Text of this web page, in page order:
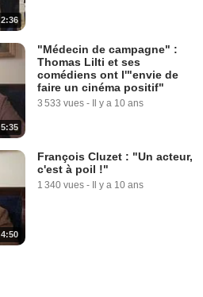
2:36
5:35
"Médecin de campagne" :
Thomas Lilti et ses
comédiens ont l'"envie de
faire un cinéma positif"
3 533 vues - Il y a 10 ans
4:50
François Cluzet : "Un acteur,
c'est à poil !"
1 340 vues - Il y a 10 ans